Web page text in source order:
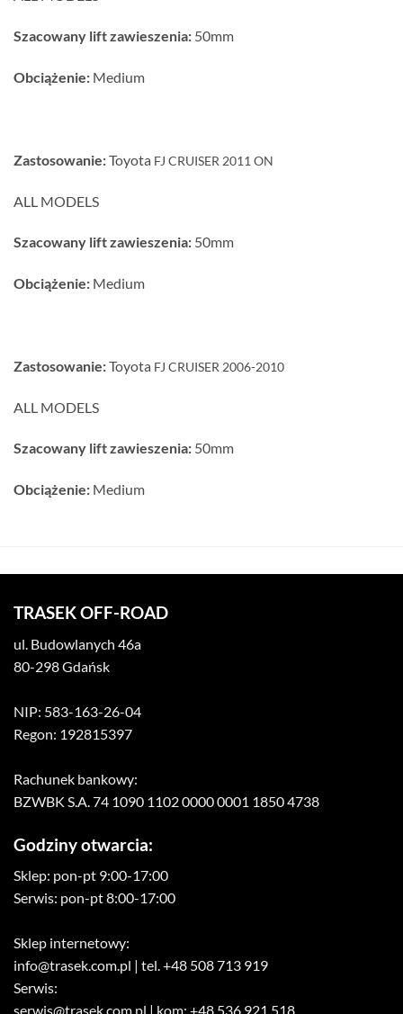
Szacowany lift zawieszenia: 50mm
Obciążenie: Medium
Zastosowanie:Toyota FJ CRUISER 2011 ON
ALL MODELS
Szacowany lift zawieszenia: 50mm
Obciążenie: Medium
Zastosowanie:Toyota FJ CRUISER 2006-2010
ALL MODELS
Szacowany lift zawieszenia: 50mm
Obciążenie: Medium
TRASEK OFF-ROAD
ul. Budowlanych 46a
80-298 Gdańsk
NIP: 583-163-26-04
Regon: 192815397
Rachunek bankowy:
BZWBK S.A. 74 1090 1102 0000 0001 1850 4738
Godziny otwarcia:
Sklep: pon-pt 9:00-17:00
Serwis: pon-pt 8:00-17:00
Sklep internetowy:
info@trasek.com.pl | tel. +48 508 713 919
Serwis:
serwis@trasek.com.pl | kom: +48 536 921 518